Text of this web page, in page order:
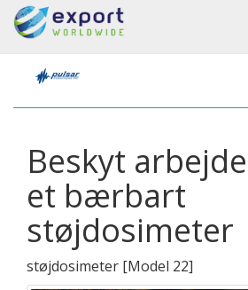
Beskyt
et bærbart
støjdosimeter
støjdosimeter [Model 22]